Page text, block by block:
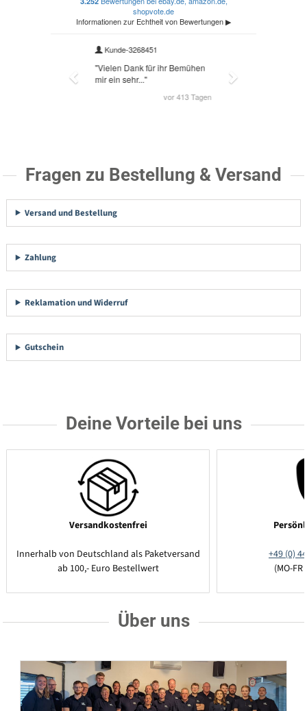
Fragen zu Bestellung & Versand
Versand und Bestellung
Zahlung
Reklamation und Widerruf
Gutschein
Deine Vorteile bei uns
Versandkostenfrei
Innerhalb von Deutschland als Paketversand
ab 100,- Euro Bestellwert
+49 (0)
(MO-
Über uns